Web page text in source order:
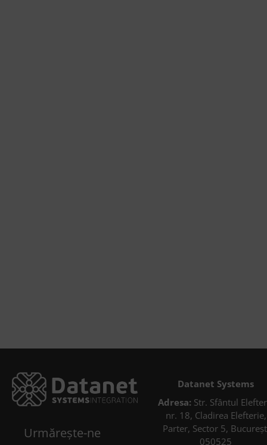
Urmărește-ne
Datanet Systems
Adresa: Str. Sfântul
nr. 18, Cladirea Elefterie,
Parter, Sector 5,
050525